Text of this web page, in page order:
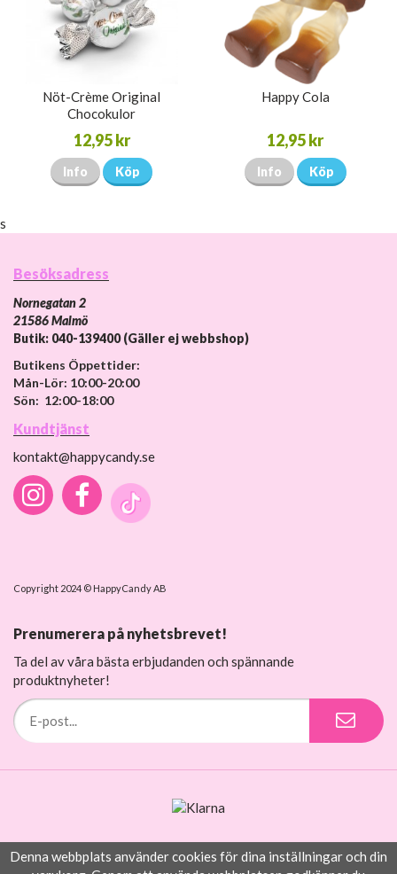
Nöt-Crème Original
Chocokulor
12,95 kr
Info Köp
Happy Cola
12,95 kr
Info Köp
s
Besöksadress
Nornegatan 2
21586 Malmö
Butik: 040-139400 (Gäller ej webbshop)
Butikens Öppettider:
Mån-Lör: 10:00-20:00
Sön: 12:00-18:00
Kundtjänst
kontakt@happycandy.se
Copyright 2024 © HappyCandy AB
Prenumerera på nyhetsbrevet!
Ta del av våra bästa erbjudanden och spännande
produktnyheter!
Drift & produktion:Wikinggruppen
Denna webbplats använder cookies för dina inställningar och din